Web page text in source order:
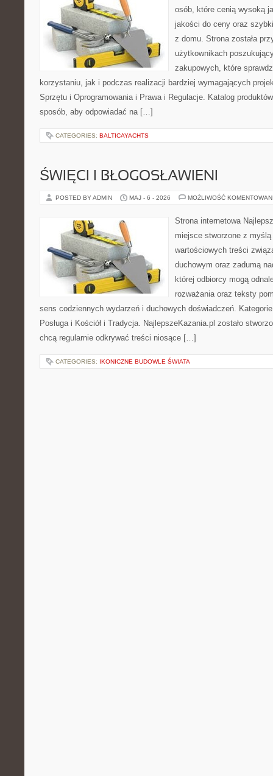
osób, które cenią wysoką
jakości do ceny oraz
z domu. Strona została
użytkownikach
zakupowych, które
korzystaniu, jak i podczas realizacji bardziej wymagających
Sprzętu i Oprogramowania i Prawa i Regulacje. Katalog
sposób, aby odpowiadać na […]
CATEGORIES: BALTICAYACHTS
ŚWIĘCI I BŁOGOSŁAWIENI
POSTED BY ADMIN MAJ - 6 - 2026 MOŻLIWOŚĆ
Strona internetowa
miejsce stworzone z
wartościowych treści
duchowym oraz zadumą
której odbiorcy mogą
rozważania oraz teksty
sens codziennych wydarzeń i duchowych doświadczeń.
Posługa i Kościół i Tradycja. NajlepszeKazania.pl zostało
chcą regularnie odkrywać treści niosące […]
CATEGORIES: IKONICZNE BUDOWLE ŚWIATA